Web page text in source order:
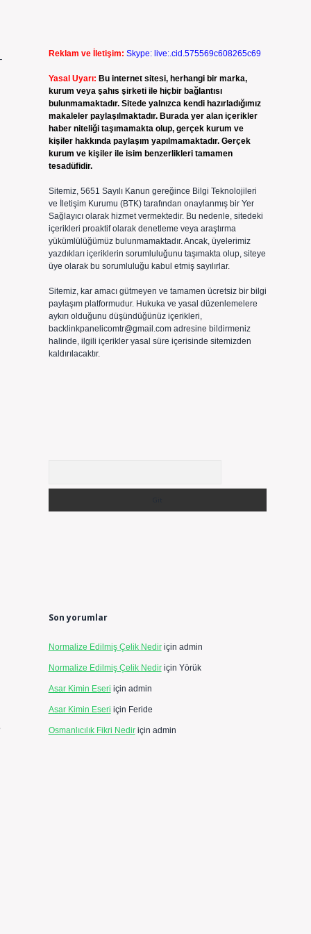
Reklam ve İletişim: Skype: live:.cid.575569c608265c69
Yasal Uyarı: Bu internet sitesi, herhangi bir marka,
kurum veya şahıs şirketi ile hiçbir bağlantısı
bulunmamaktadır. Sitede yalnızca kendi hazırladığımız
makaleler paylaşılmaktadır. Burada yer alan içerikler
haber niteliği taşımamakta olup, gerçek kurum ve
kişiler hakkında paylaşım yapılmamaktadır. Gerçek
kurum ve kişiler ile isim benzerlikleri tamamen
tesadüfidir.
Sitemiz, 5651 Sayılı Kanun gereğince Bilgi Teknolojileri
ve İletişim Kurumu (BTK) tarafından onaylanmış bir Yer
Sağlayıcı olarak hizmet vermektedir. Bu nedenle, sitedeki
içerikleri proaktif olarak denetleme veya araştırma
yükümlülüğümüz bulunmamaktadır. Ancak, üyelerimiz
yazdıkları içeriklerin sorumluluğunu taşımakta olup, siteye
üye olarak bu sorumluluğu kabul etmiş sayılırlar.
Sitemiz, kar amacı gütmeyen ve tamamen ücretsiz bir bilgi
paylaşım platformudur. Hukuka ve yasal düzenlemelere
aykırı olduğunu düşündüğünüz içerikleri,
backlinkpanelicomtr@gmail.comadresine bildirmeniz
halinde, ilgili içerikler yasal süre içerisinde sitemizden
kaldırılacaktır.
Son yorumlar
Normalize Edilmiş Çelik Nediriçin admin
Normalize Edilmiş Çelik Nediriçin Yörük
Asar Kimin Eseri için admin
Asar Kimin Eseri için Feride
Osmanlıcılık Fikri Nediriçin admin